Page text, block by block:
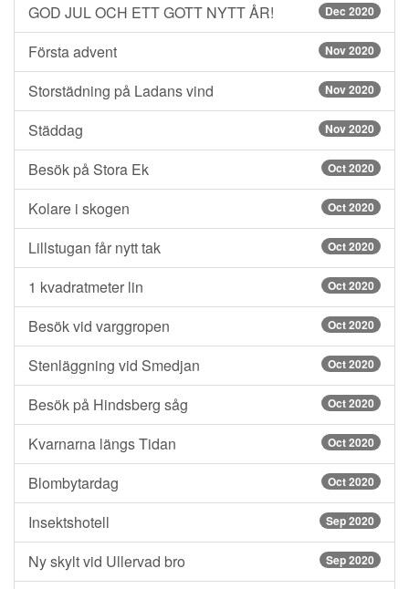
GOD JUL OCH ETT GOTT NYTT ÅR! Dec 2020
Första advent Nov 2020
Storstädning på Ladans vind Nov 2020
Städdag Nov 2020
Besök på Stora Ek Oct 2020
Kolare i skogen Oct 2020
Lillstugan får nytt tak Oct 2020
1 kvadratmeter lin Oct 2020
Besök vid varggropen Oct 2020
Stenläggning vid Smedjan Oct 2020
Besök på Hindsberg såg Oct 2020
Kvarnarna längs Tidan Oct 2020
Blombytardag Oct 2020
Insektshotell Sep 2020
Ny skylt vid Ullervad bro Sep 2020